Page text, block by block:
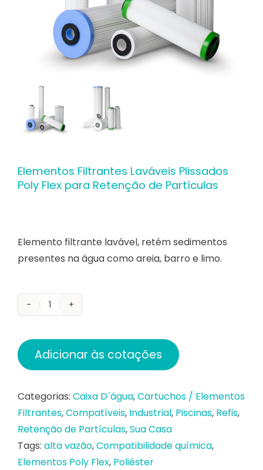
Contato
Elementos Filtrantes Laváveis Plissados
Poly Flex para Retenção de Partículas
Elemento filtrante lavável, retém sedimentos
presentes na água como areia, barro e limo.
Elementos
Plissados
Flex
para
Retenção
de
Partículas
Adicionar às cotações
Categorias: Caixa D´água,Cartuchos / Elementos
Filtrantes,Compatíveis, Industrial, Piscinas, Refis,
Retenção de Partículas,Sua Casa
Tags: alta vazão,Compatibilidade química,
Elementos Poly Flex, Poliéster